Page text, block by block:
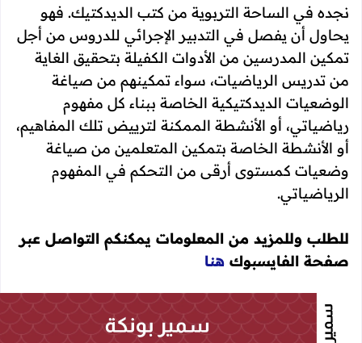
نجده في الساحة التربوية من كتب الديدكتيك. فهو
يحاول أن يفصل في التدبير الإجرائي للدروس من أجل
تمكين المدرسين من الأدوات الكفيلة بتحقيق الغاية
من تدريس الرياضيات، سواء تمكينهم من صياغة
الوضعيات الديدكتيكية الخاصة ببناء كل مفهوم
رياضياتي، أو الأنشطة الممكنة لترييض تلك المفاهيم،
أو الأنشطة الخاصة بتمكين المتعلمين من صياغة
وضعيات كمستوى أرقى من التحكم في المفهوم
الرياضياتي.
للطلب وللمزيد من المعلومات يمكنكم التواصل عبر
صفحة الفايسبوك هنا